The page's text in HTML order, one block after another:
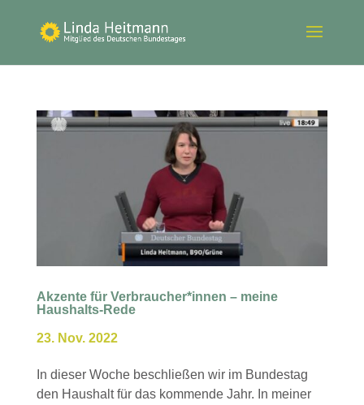
Akzente für Verbraucher*innen – meine
Haushalts-Rede
23. Nov. 2022
In dieser Woche beschließen wir im Bundestag
den Haushalt für das kommende Jahr. In meiner